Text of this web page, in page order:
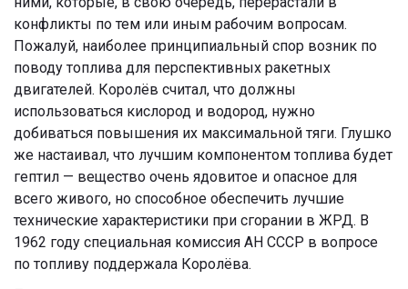
конфликты по тем или иным рабочим вопросам.
Пожалуй, наиболее принципиальный спор возник по
поводу топлива для перспективных ракетных
двигателей. Королёв считал, что должны
использоваться кислород и водород, нужно
добиваться повышения их максимальной тяги. Глушко
же настаивал, что лучшим компонентом топлива будет
гептил — вещество очень ядовитое и опасное для
всего живого, но способное обеспечить лучшие
технические характеристики при сгорании в ЖРД. В
1962 году специальная комиссия АН СССР в вопросе
по топливу поддержала Королёва.